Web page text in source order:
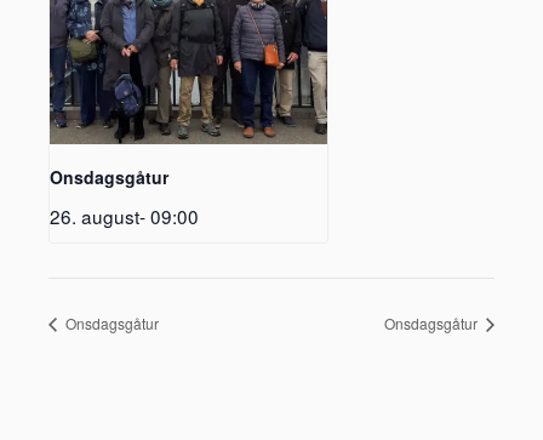
Onsdagsgåtur
26. august- 09:00
Onsdagsgåtur Onsdagsgåtur